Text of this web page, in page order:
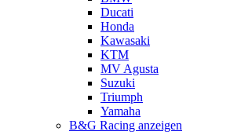
Ducati
Honda
Kawasaki
KTM
MV Agusta
Suzuki
Triumph
Yamaha
B&G Racing anzeigen